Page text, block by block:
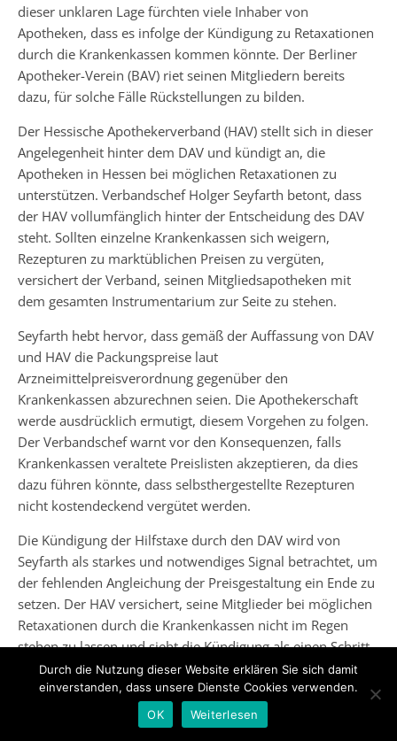
dieser unklaren Lage fürchten viele Inhaber von
Apotheken, dass es infolge der Kündigung zu Retaxationen
durch die Krankenkassen kommen könnte. Der Berliner
Apotheker-Verein (BAV) riet seinen Mitgliedern bereits
dazu, für solche Fälle Rückstellungen zu bilden.
Der Hessische Apothekerverband (HAV) stellt sich in dieser
Angelegenheit hinter dem DAV und kündigt an, die
Apotheken in Hessen bei möglichen Retaxationen zu
unterstützen. Verbandschef Holger Seyfarth betont, dass
der HAV vollumfänglich hinter der Entscheidung des DAV
steht. Sollten einzelne Krankenkassen sich weigern,
Rezepturen zu marktüblichen Preisen zu vergüten,
versichert der Verband, seinen Mitgliedsapotheken mit
dem gesamten Instrumentarium zur Seite zu stehen.
Seyfarth hebt hervor, dass gemäß der Auffassung von DAV
und HAV die Packungspreise laut
Arzneimittelpreisverordnung gegenüber den
Krankenkassen abzurechnen seien. Die Apothekerschaft
werde ausdrücklich ermutigt, diesem Vorgehen zu folgen.
Der Verbandschef warnt vor den Konsequenzen, falls
Krankenkassen veraltete Preislisten akzeptieren, da dies
dazu führen könnte, dass selbsthergestellte Rezepturen
nicht kostendeckend vergütet werden.
Die Kündigung der Hilfstaxe durch den DAV wird von
Seyfarth als starkes und notwendiges Signal betrachtet, um
der fehlenden Angleichung der Preisgestaltung ein Ende zu
setzen. Der HAV versichert, seine Mitglieder bei möglichen
Retaxationen durch die Krankenkassen nicht im Regen
stehen zu lassen und sieht die Kündigung als einen Schritt,
um die Apotheken vor finanziellen Benachteiligungen zu
schützen.
Neue Wege in der Gesundheitsversorgung: Apotheken
Durch die Nutzung dieser Website erklären Sie sich damit
einverstanden, dass unsere Dienste Cookies verwenden.
OK
Weiterlesen